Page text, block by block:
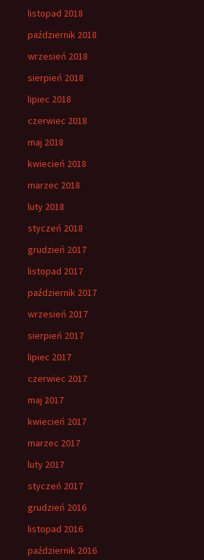
listopad 2018
październik 2018
wrzesień 2018
sierpień 2018
lipiec 2018
czerwiec 2018
maj 2018
kwiecień 2018
marzec 2018
luty 2018
styczeń 2018
grudzień 2017
listopad 2017
październik 2017
wrzesień 2017
sierpień 2017
lipiec 2017
czerwiec 2017
maj 2017
kwiecień 2017
marzec 2017
luty 2017
styczeń 2017
grudzień 2016
listopad 2016
październik 2016